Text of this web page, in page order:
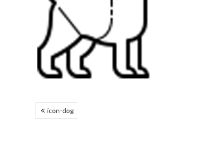
NAVEGACIÓN
DE
icon-dog